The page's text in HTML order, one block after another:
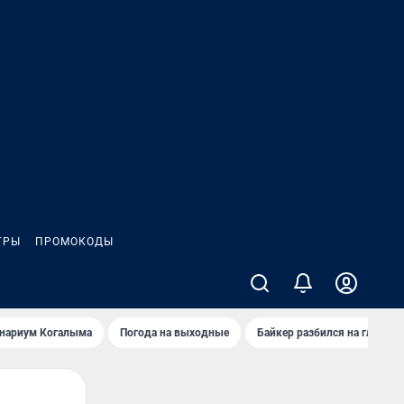
ПРОМОКОДЫ
Когалыма Погода на выходные Байкер разбился на глазах